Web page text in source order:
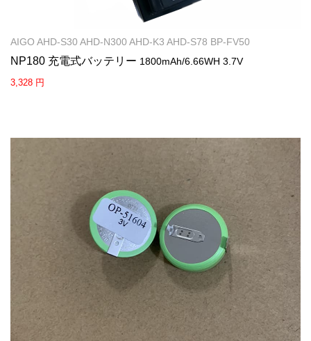
AIGO AHD-S30 AHD-N300 AHD-K3 AHD-S78 BP-FV50
NP180 充電式バッテリー 1800mAh/6.66WH 3.7V
3,328 円